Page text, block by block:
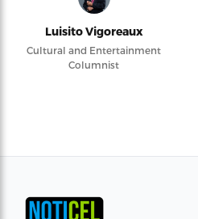
Luisito Vigoreaux
Cultural and Entertainment
Columnist